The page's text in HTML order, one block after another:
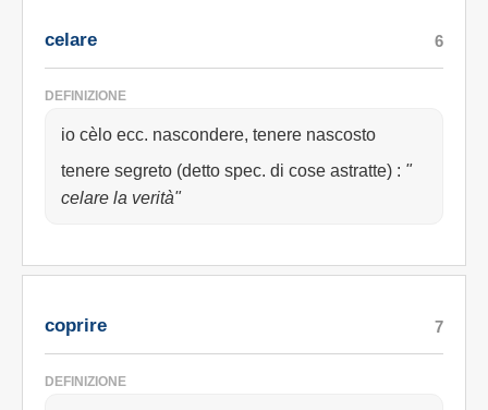
celare
DEFINIZIONE
io cèlo ecc. nascondere, tenere nascosto
tenere segreto (detto spec. di cose astratte) : "
celare la verità"
6
coprire
DEFINIZIONE
7